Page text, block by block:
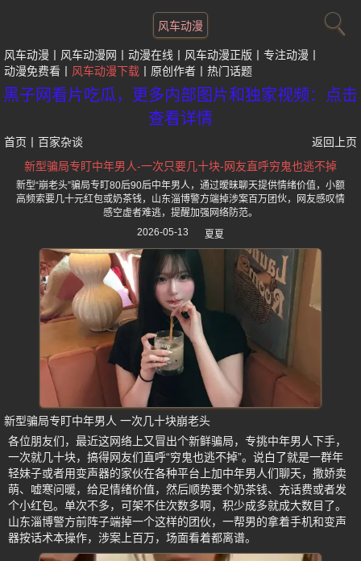
风车动漫
风车动漫 风车动漫网 动漫在线 风车动漫正版
专注动漫
动漫免费看
风车动漫下载 原创作者 热门话题
黑子网看片吃瓜，更多内部图片和独家视频：点击
查看详情
首页 百家杂谈
返回上页
新型骗局专盯中年男人-一次只要几十块-网友直呼穷鬼也逃不掉
新型“崩老头”骗局专盯80后90后中年男人，通过暧昧聊天提供情绪价值，小额
高频索要几十元红包或奶茶钱，山东淄博警方端掉涉案百万团伙，网友感叹情
感空虚者难逃，提醒加强网络防范。
2026-05-13
夏夏
新型骗局专盯中年男人 一次几十块崩老头
各位朋友们，最近这网络上又冒出个新鲜骗局，专挑中年男人下手，
一次就几十块，搞得网友们直呼“穷鬼也逃不掉”。说白了就是一群年
轻妹子或者用变声器的家伙在各种平台上加中年男人们聊天，撒娇卖
萌、嘘寒问暖，给足情绪价值，然后顺势要个奶茶钱、充话费或者发
个小红包。单次不多，可架不住次数多啊，积少成多就成大数目了。
山东淄博警方前阵子端掉一个这样的团伙，一帮男的拿着手机和变声
器按话术本操作，涉案上百万，场面看着都离谱。